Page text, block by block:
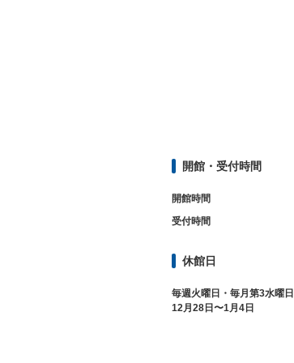
開館・受付時間
開館時間
受付時間
休館日
毎週火曜日・毎月第3水曜日
12月28日〜1月4日